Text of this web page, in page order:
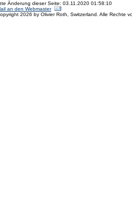
Änderung dieser Seite: 03.11.2020 01:58:10
an den Webmaster
2026 by Olivier Roth, Switzerland. Alle Rechte